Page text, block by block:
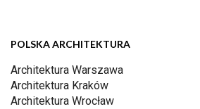
POLSKA ARCHITEKTURA
Architektura Warszawa
Architektura Kraków
Architektura Wrocław